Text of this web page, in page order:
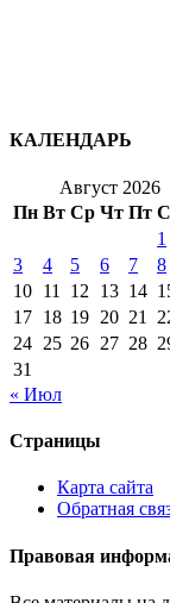
КАЛЕНДАРЬ
Август 2026
Пн Вт Ср Чт Пт
1
3
4 5 6 7 8
10 11 12 13 14
17 18 19 20 21
24 25 26 27 28
31
« Июл
Страницы
Карта сайта
Обратная
Правовая